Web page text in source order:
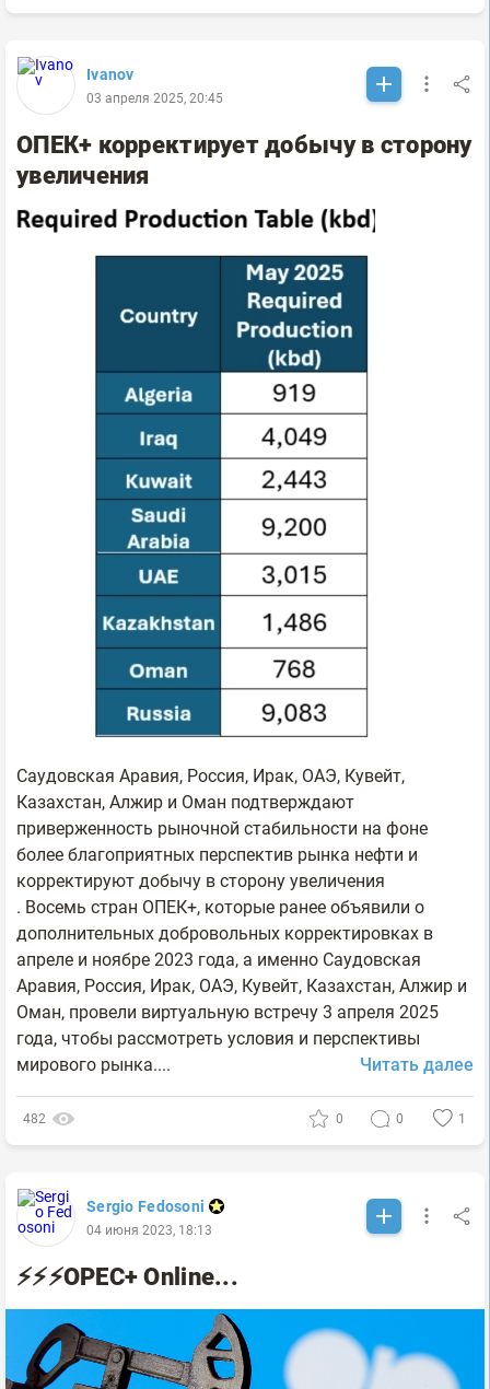
Ivanov
03 апреля 2025, 20:45
ОПЕК+ корректирует добычу в сторону
увеличения
Саудовская Аравия, Россия, Ирак, ОАЭ, Кувейт,
Казахстан, Алжир и Оман подтверждают
приверженность рыночной стабильности на фоне
более благоприятных перспектив рынка нефти и
корректируют добычу в сторону увеличения
. Восемь стран ОПЕК+, которые ранее объявили о
дополнительных добровольных корректировках в
апреле и ноябре 2023 года, а именно Саудовская
Аравия, Россия, Ирак, ОАЭ, Кувейт, Казахстан, Алжир и
Оман, провели виртуальную встречу 3 апреля 2025
года, чтобы рассмотреть условия и перспективы
мирового рынка....
Читать далее
482 0 0 1
Sergio Fedosoni
04 июня 2023, 18:13
⚡️⚡️⚡️OPEC+ Online...